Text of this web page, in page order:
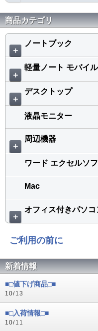
商品カテゴリ
＋
ノートブック
＋
軽量ノート モバイル
＋
デスクトップ
液晶モニター
＋
周辺機器
ワード エクセルソ
Mac
＋
オフィス付きパソ
ご利用の前に
新着情報
■□値下げ商品□■
10/13
■□入荷情報□■
10/11